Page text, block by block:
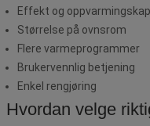
Effekt og
Størrelse på ovnsrom
Flere varmeprogrammer
Brukervennlig betjening
Enkel rengjøring
Hvordan velge